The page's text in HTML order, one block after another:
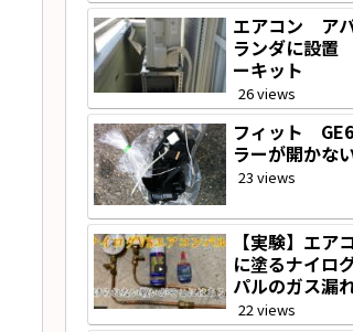
エアコン ア
ランダに設置
ーキット
26 views
フィット
ラーが開かな
23 views
【実験】エア
に塗るナイロ
パルのガス漏
22 views